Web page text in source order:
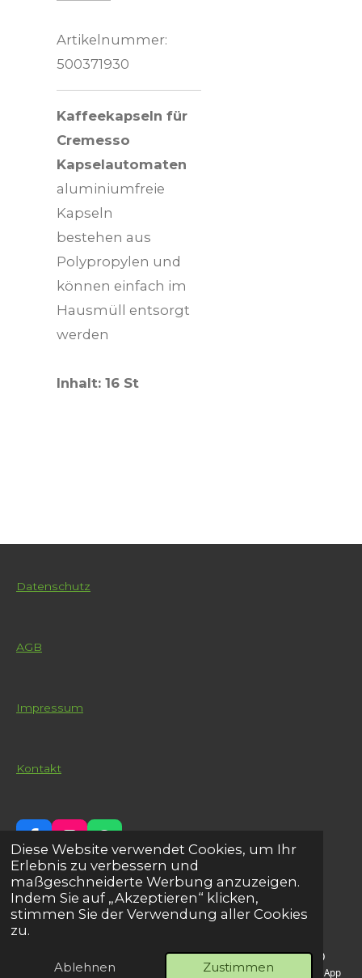
Diese Website verwendet Cookies, um Ihr
Erlebnis zu verbessern und
maßgeschneiderte Werbung anzuzeigen.
Indem Sie auf „Akzeptieren“ klicken,
stimmen Sie der Verwendung aller Cookies
zu.
Ablehnen Zustimmen
Artikelnummer:
500371930
Kaffeekapseln für
Cremesso
Kapselautomaten
aluminiumfreie
Kapseln
bestehen aus
Polypropylen und
können einfach im
Hausmüll entsorgt
werden
Inhalt: 16 St
Datenschutz
AGB
Impressum
Kontakt
F
a
c
e
b
I
n
s
t
a
m
W
h
a
t
s
© 2024 - 2026 NEMA Electrics
E-Mail Telefon Instagram WhatsApp